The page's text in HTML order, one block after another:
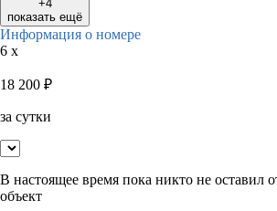
+4
показать ещё
Информация о номере
6 x
18 200 ₽
за сутки
В настоящее время пока никто не оставил
объект